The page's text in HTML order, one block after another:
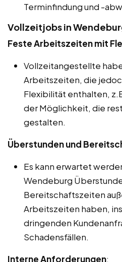
Terminfindung und -
Vollzeitjobs in
Feste Arbeitszeiten mit
Vollzeitangestellte
Arbeitszeiten, die
Flexibilität enthalten,
der Möglichkeit, die
gestalten.
Überstunden und
Es kann erwartet
Wendeburg
Bereitschaftszeiten
Arbeitszeiten haben,
dringenden
Schadensfällen.
Interne Anforderungen: